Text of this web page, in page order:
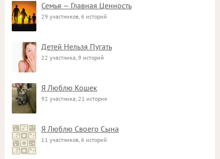
Семья — Главная Ценность
29 участников, 6 историй
Детей Нельзя Пугать
22 участника, 9 историй
Я Люблю Кошек
92 участника, 21 история
Я Люблю Своего Сына
11 участников, 6 историй